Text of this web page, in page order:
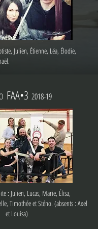
Julien, Étienne, Léa, Élodie,
FAA•3 2018-19
: Julien, Lucas, Marie, Élisa,
Timothée et Sténo. (absents : Axel
et Louisa)